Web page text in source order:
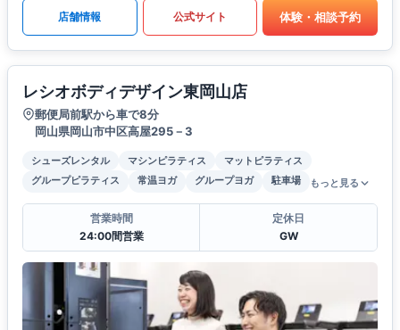
店舗情報 公式サイト 体験・相談予約
レシオボディデザイン東岡山店
郵便局前駅から車で8分
岡山県岡山市中区高屋295－3
シューズレンタル マシンピラティス
マットピラティス
グループピラティス
常温ヨガ グループヨガ 駐車場 もっと見る
営業時間
24:00間営業
定休日
GW